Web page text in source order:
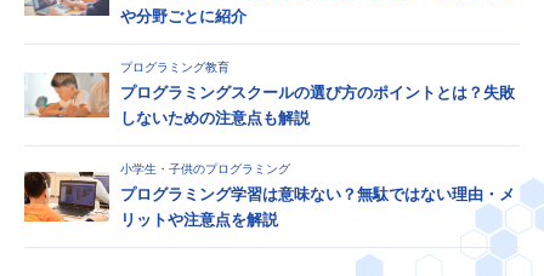
や分野ごとに紹介
プログラミング教育
プログラミングスクールの選び方のポイントとは？失敗
しないための注意点も解説
小学生・子供のプログラミング
プログラミング学習は意味ない？無駄ではない理由・メ
リットや注意点を解説